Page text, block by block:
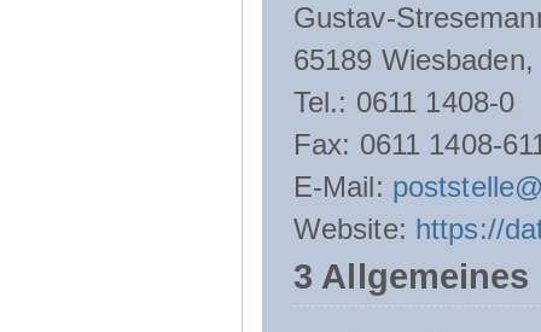
Gustav-
65189
Tel.: 0611 1408-0
Fax: 0611 1408-
E-Mail:
Website: https://
3